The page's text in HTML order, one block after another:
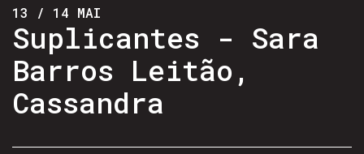
13 / 14 MAI
Suplicantes - Sara
Barros Leitão,
Cassandra